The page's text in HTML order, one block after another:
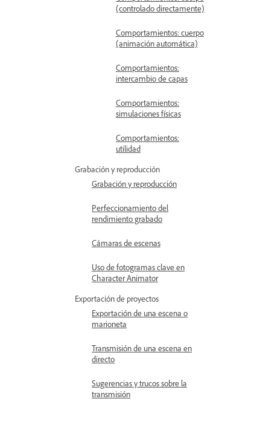
(controlado directamente)
Comportamientos: cuerpo
(animación automática)
Comportamientos:
intercambio de capas
Comportamientos:
simulaciones físicas
Comportamientos:
utilidad
Grabación y reproducción
Grabación y reproducción
Perfeccionamiento del
rendimiento grabado
Cámaras de escenas
Uso de fotogramas clave en
Character Animator
Exportación de proyectos
Exportación de una escena o
marioneta
Transmisión de una escena en
directo
Sugerencias y trucos sobre la
transmisión